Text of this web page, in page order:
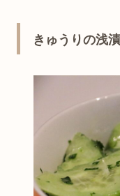
きゅうりの浅